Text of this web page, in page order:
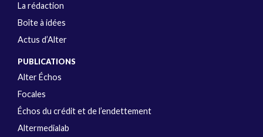
La rédaction
Boîte à idées
Actus d’Alter
PUBLICATIONS
Alter Échos
Focales
Échos du crédit et de l’endettement
Altermedialab